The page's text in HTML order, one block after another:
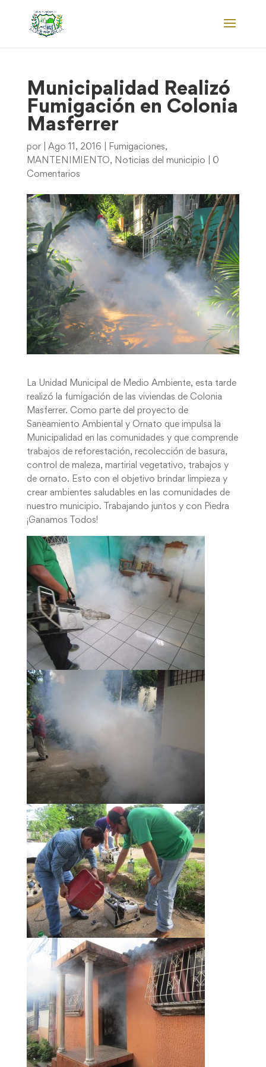
Municipalidad Realizó
Fumigación en Colonia
Masferrer
por Ago 11, 2016 Fumigaciones,
MANTENIMIENTO, Noticias del municipio
0
Comentarios
La Unidad Municipal de Medio Ambiente, esta tarde
realizó la fumigación de las viviendas de Colonia
Masferrer. Como parte del proyecto de
Saneamiento Ambiental y Ornato que impulsa la
Municipalidad en las comunidades y que comprende
trabajos de reforestación, recolección de basura,
control de maleza, martirial vegetativo, trabajos y
de ornato. Esto con el objetivo brindar limpieza y
crear ambientes saludables en las comunidades de
nuestro municipio. Trabajando juntos y con Piedra
¡Ganamos Todos!